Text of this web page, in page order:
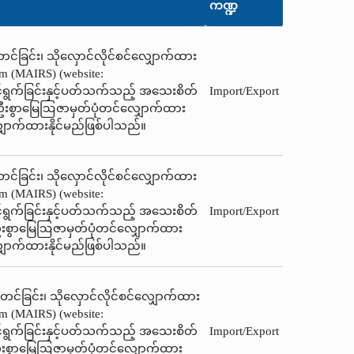
ကဏ္ဍ
ခြင်း၊ သိုလှောင်လိုင်စင်လျှောက်ထား
(website:
ောင်ရွက်ခြင်းနှင့်ပတ်သက်သည့် အသေးစိတ်
ဦးစွာမြေဩဇာမှတ်ပုံတင်‌လျှောက်ထား
ောက်ထားနိုင်မည်ဖြစ်ပါသည်။
Import/Export
ခြင်း၊ သိုလှောင်လိုင်စင်လျှောက်ထား
(website:
ောင်ရွက်ခြင်းနှင့်ပတ်သက်သည့် အသေးစိတ်
ဦးစွာမြေဩဇာမှတ်ပုံတင်‌လျှောက်ထား
ောက်ထားနိုင်မည်ဖြစ်ပါသည်။
Import/Export
င်ခြင်း၊ သိုလှောင်လိုင်စင်လျှောက်ထား
(website:
ောင်ရွက်ခြင်းနှင့်ပတ်သက်သည့် အသေးစိတ်
ဦးစွာမြေဩဇာမှတ်ပုံတင်‌လျှောက်ထား
Import/Export